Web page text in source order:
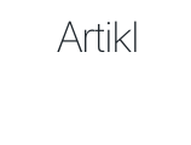
Artikl